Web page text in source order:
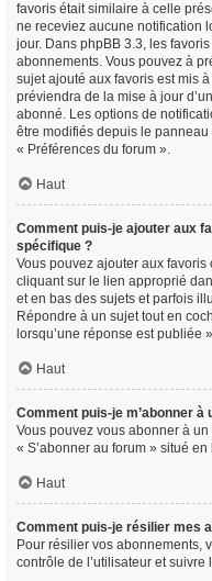
favoris était similaire à celle
ne receviez aucune notification
jour. Dans phpBB 3.3, les
abonnements. Vous pouvez à
sujet ajouté aux favoris est mis
préviendra de la mise à jour
abonné. Les options de
être modifiés depuis le panneau
« Préférences du forum ».
Haut
Comment puis-je ajouter aux
spécifique ?
Vous pouvez ajouter aux
cliquant sur le lien approprié
et en bas des sujets et parfois
Répondre à un sujet tout en
lorsqu’une réponse est publiée
Haut
Comment puis-je m’abonner à
Vous pouvez vous abonner à
« S’abonner au forum » situé
Haut
Comment puis-je résilier mes
Pour résilier vos abonnements,
contrôle de l’utilisateur et